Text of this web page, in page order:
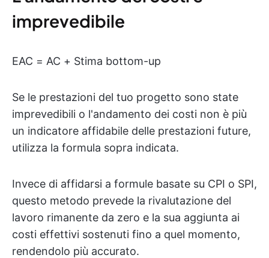
imprevedibile
EAC = AC + Stima bottom-up
Se le prestazioni del tuo progetto sono state
imprevedibili o l'andamento dei costi non è più
un indicatore affidabile delle prestazioni future,
utilizza la formula sopra indicata.
Invece di affidarsi a formule basate su CPI o SPI,
questo metodo prevede la rivalutazione del
lavoro rimanente da zero e la sua aggiunta ai
costi effettivi sostenuti fino a quel momento,
rendendolo più accurato.